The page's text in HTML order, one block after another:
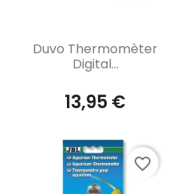
Aperçu rapide
Duvo Thermomèter
Digital...
13,95 €
favorite_border